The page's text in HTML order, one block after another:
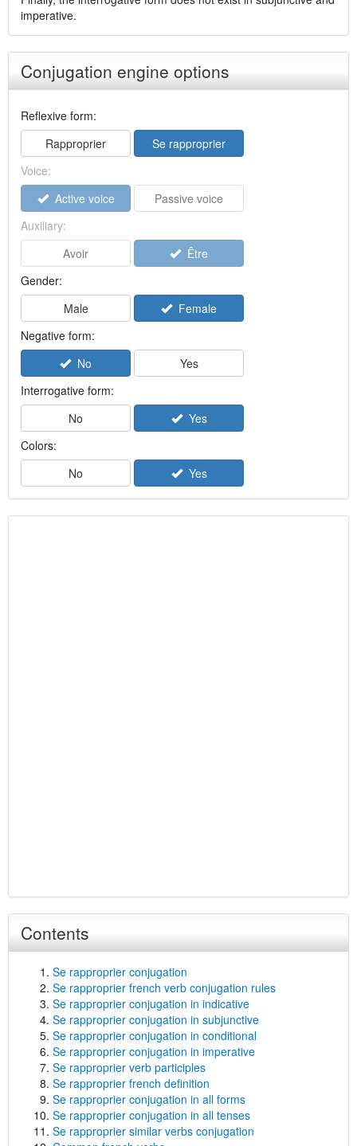
imperative.
Conjugation engine options
Reflexive form:
Rapproprier
Se rapproprier
Voice:
Active voice
Passive voice
Auxiliary:
Avoir
Être
Gender:
Male
Female
Negative form:
No
Yes
Interrogative form:
No
Yes
Colors:
No
Yes
Contents
Se rapproprier conjugation
Se rapproprier french verb conjugation rules
Se rapproprier conjugation in indicative
Se rapproprier conjugation in subjunctive
Se rapproprier conjugation in conditional
Se rapproprier conjugation in imperative
Se rapproprier verb participles
Se rapproprier french definition
Se rapproprier conjugation in all forms
Se rapproprier conjugation in all tenses
Se rapproprier similar verbs conjugation